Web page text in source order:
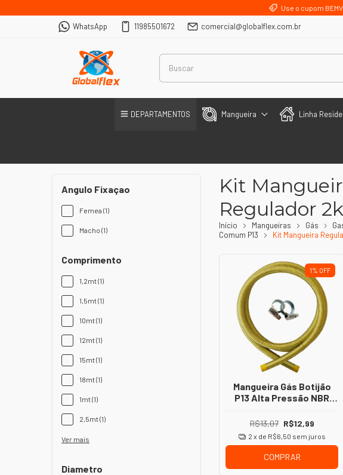
Use o cupom
WhatsApp 11985501672 comercial@globalflex.com.br
DEPARTAMENTOS Mangueira Linha
Angulo Fixaçao
Femea (1)
Macho (1)
Comprimento
1,2mt (1)
1,5mt (1)
10mt (1)
12mt (1)
15mt (1)
18mt (1)
1mt (1)
2,5mt (1)
Ver mais
Diametro
Kit
Regulador
Início Mangueiras Gás
Comum P13
Kit Mangueira
1% OFF
Mangueira Gás Botijão
P13 Alta Pressão NBR
R$13,07 R$12,99
2 x de R$6,50 sem juros
COMPRAR